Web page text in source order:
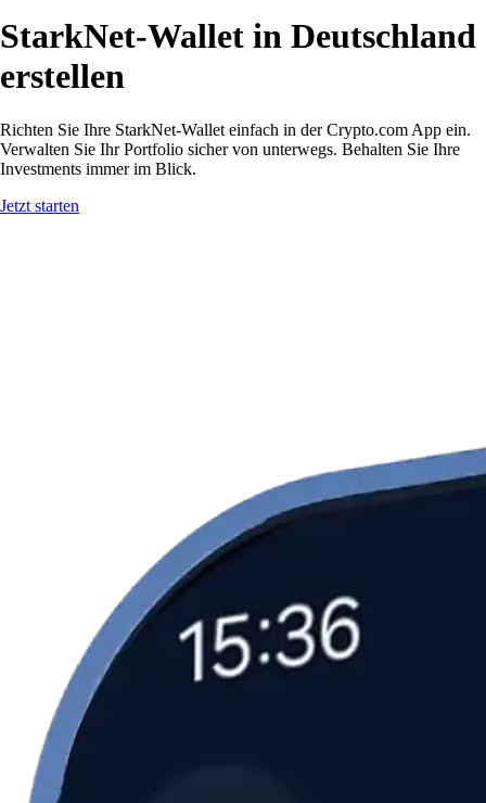
StarkNet-Wallet in Deutschland
erstellen
Richten Sie Ihre StarkNet-Wallet einfach in der Crypto.com App ein.
Verwalten Sie Ihr Portfolio sicher von unterwegs. Behalten Sie Ihre
Investments immer im Blick.
Jetzt starten